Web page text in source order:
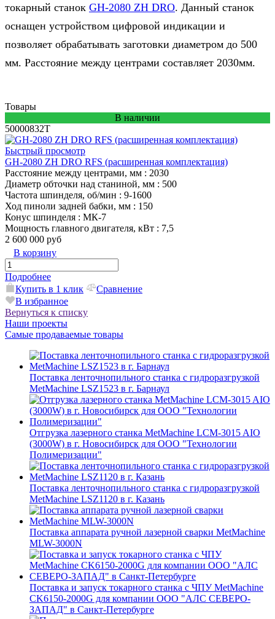
токарный станок GH-2080 ZH DRO. Данный станок
оснащен устройством цифровой индикации и
позволяет обрабатывать заготовки диаметром до 500
мм. Расстояние между центрами составляет 2030мм.
Товары
В наличии
50000832T
Быстрый просмотр
GH-2080 ZH DRO RFS (расширенная комплектация)
Расстояние между центрами, мм : 2030
Диаметр обточки над станиной, мм : 500
Частота шпинделя, об/мин : 9-1600
Ход пиноли задней бабки, мм : 150
Конус шпинделя : МК-7
Мощность главного двигателя, кВт : 7,5
2 600 000 руб
В корзину
Подробнее
Купить в 1 клик
Сравнение
В избранное
Вернуться к списку
Наши проекты
Самые продаваемые товары
Поставка ленточнопильного станка c гидроразгрузкой
MetMachine LSZ1523 в г. Барнаул
Отгрузка лазерного станка MetMachine LCM-3015 AIO
(3000W) в г. Новосибирск для ООО "Технологии
Полимеризации"
Поставка ленточнопильного станка c гидроразгрузкой
MetMachine LSZ1120 в г. Казань
Поставка аппарата ручной лазерной сварки MetMachine
MLW-3000N
Поставка и запуск токарного станка с ЧПУ MetMachine
CK6150-2000G для компании ООО "АЛС СЕВЕРО-
ЗАПАД" в Санкт-Петербурге